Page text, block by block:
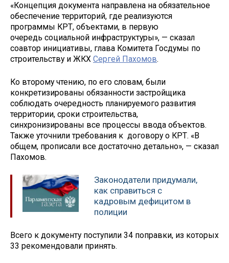
«Концепция документа направлена на обязательное
обеспечение территорий, где реализуются
программы КРТ, объектами, в первую
очередь социальной инфраструктуры», — сказал
соавтор инициативы, глава Комитета Госдумы по
строительству и ЖКХ Сергей Пахомов.
Ко второму чтению, по его словам, были
конкретизированы обязанности застройщика
соблюдать очередность планируемого развития
территории, сроки строительства,
синхронизированы все процессы ввода объектов.
Также уточнили требования к договору о КРТ. «В
общем, прописали все достаточно детально», — сказал
Пахомов.
Законодатели придумали,
как справиться с
кадровым дефицитом в
полиции
Всего к документу поступили 34 поправки, из которых
33 рекомендовали принять.